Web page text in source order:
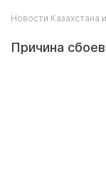
Новости Казахстана
Причина